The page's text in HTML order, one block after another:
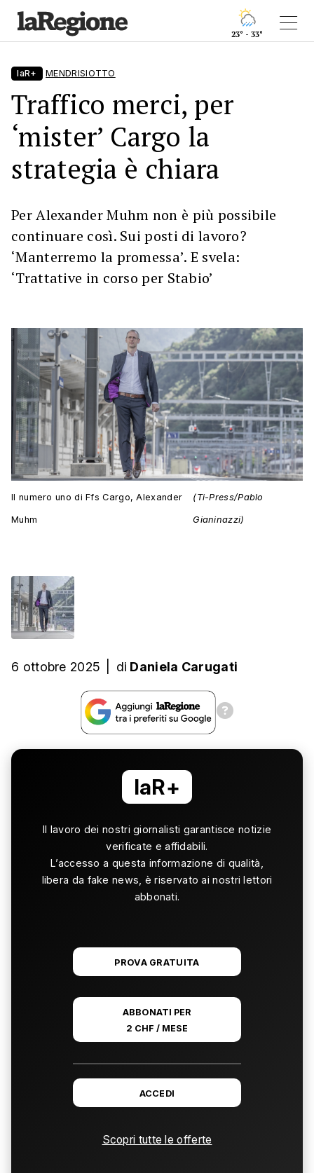
23° - 33°
laR+ MENDRISIOTTO
Traffico merci, per
‘mister’ Cargo la
strategia è chiara
Per Alexander Muhm non è più possibile
continuare così. Sui posti di lavoro?
‘Manterremo la promessa’. E svela:
‘Trattative in corso per Stabio’
Il numero uno di Ffs Cargo, Alexander
Muhm
(Ti-Press/Pablo
Gianinazzi)
6 ottobre 2025 di Daniela Carugati
laR+
Il lavoro dei nostri giornalisti garantisce notizie
verificate e affidabili.
L’accesso a questa informazione di qualità,
libera da fake news, è riservato ai nostri lettori
abbonati.
PROVA GRATUITA
ABBONATI PER
2 CHF / MESE
ACCEDI
Scopri tutte le offerte